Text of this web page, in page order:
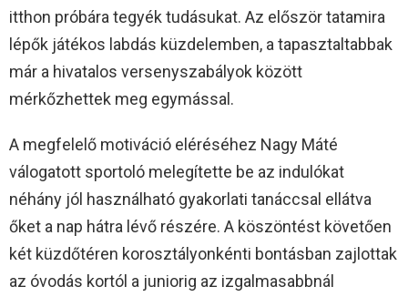
itthon próbára tegyék tudásukat. Az először tatamira
lépők játékos labdás küzdelemben, a tapasztaltabbak
már a hivatalos versenyszabályok között
mérkőzhettek meg egymással.
A megfelelő motiváció eléréséhez Nagy Máté
válogatott sportoló melegítette be az indulókat
néhány jól használható gyakorlati tanáccsal ellátva
őket a nap hátra lévő részére. A köszöntést követően
két küzdőtéren korosztályonkénti bontásban zajlottak
az óvodás kortól a juniorig az izgalmasabbnál